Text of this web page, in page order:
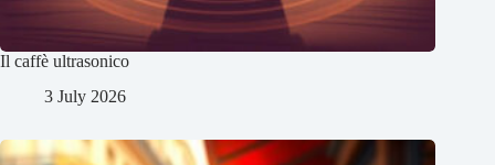
Il caffè ultrasonico
3 July 2026